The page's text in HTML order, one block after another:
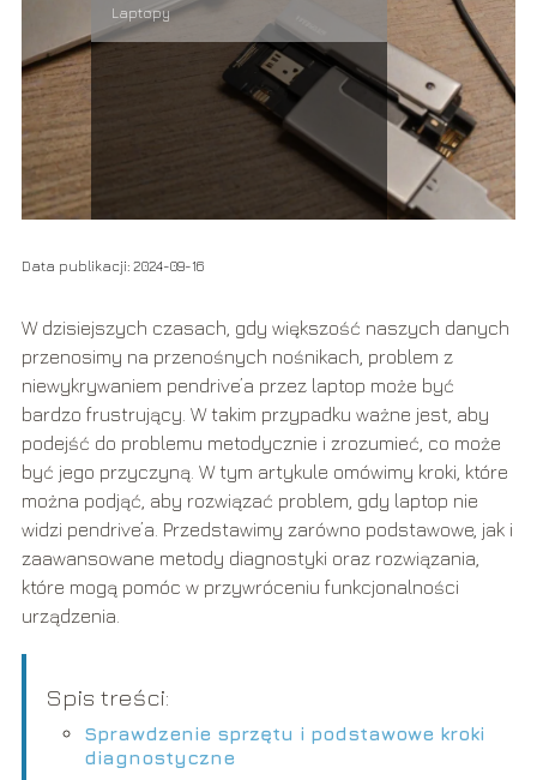
Laptopy
Data publikacji: 2024-09-16
W dzisiejszych czasach, gdy większość naszych danych
przenosimy na przenośnych nośnikach, problem z
niewykrywaniem pendrive’a przez laptop może być
bardzo frustrujący. W takim przypadku ważne jest, aby
podejść do problemu metodycznie i zrozumieć, co może
być jego przyczyną. W tym artykule omówimy kroki, które
można podjąć, aby rozwiązać problem, gdy laptop nie
widzi pendrive’a. Przedstawimy zarówno podstawowe, jak i
zaawansowane metody diagnostyki oraz rozwiązania,
które mogą pomóc w przywróceniu funkcjonalności
urządzenia.
Spis treści:
Sprawdzenie sprzętu i podstawowe kroki
diagnostyczne